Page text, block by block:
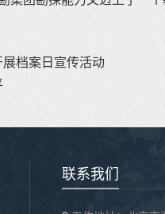
档案日宣传活动
联系我们